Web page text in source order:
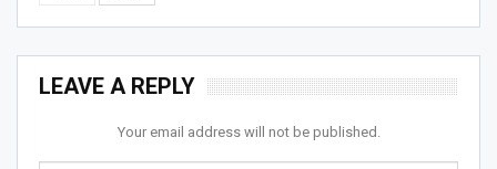
LEAVE A REPLY
Your email address will not be published.